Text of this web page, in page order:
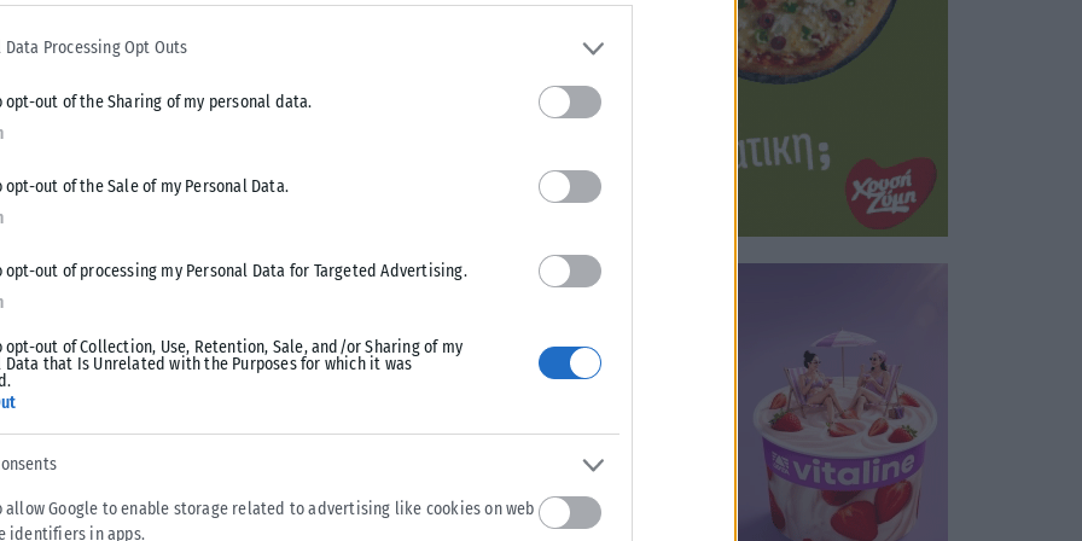
Data Processing Opt Outs
opt-out of the Sharing of my personal data.
opt-out of the Sale of my Personal Data.
opt-out of processing my Personal Data for Targeted Advertising.
opt-out of Collection, Use, Retention, Sale, and/or Sharing of my
Data that Is Unrelated with the Purposes for which it was
allow Google to enable storage related to advertising like cookies on web
identifiers in apps.
των τεχνών στην καθημερινή ζωή».
πρόσφατα τη θεατρική παράσταση “Το Παν” στο Βασιλικό
από τους ίδιους τους εθελοντές. Όλοι μαζί
ευφάνταστο κείμενο και πρωτότυπη μουσική, γεμάτη με
που απασχολούν τη σύγχρονη κοινωνία. Ακόμα και τα
από τους ίδιους.
της παράστασης Βησσαρίων Σάκκος, από ένα
διαφορετική προσέγγιση ως προς το κομμάτι της
μόνο την εκπαίδευση των παιδιών αλλά και την
κρύβουν πάντα το παιδί μέσα τους. Κάθε Σάββατο
λέει, μια μέρα, του προτάθηκε να είναι ο σκηνοθέτης
δεν είχα καμία σχέση με όλο αυτό, δεν φανταζόμουν
δύσκολο και τρομερό αλλά συγχρόνως πολύ
με το έργο ‘’μένουμε πάντα παιδιά” και από τότε η
με την ίδια διάθεση γιατί τελικά αυτό είναι ‘’Το παν”»,